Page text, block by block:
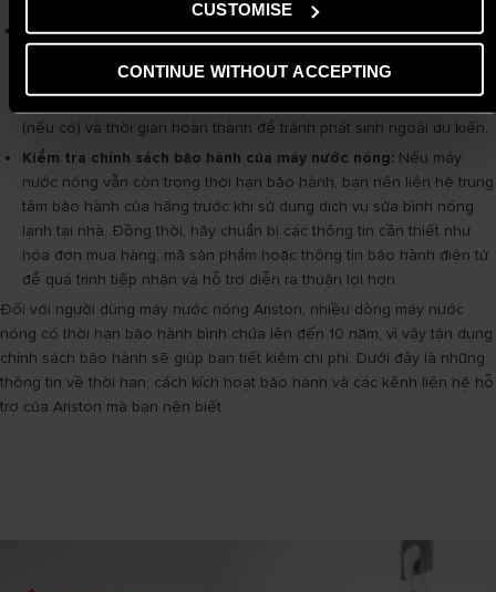
CUSTOMISE
CONTINUE WITHOUT ACCEPTING
Tham khảo giá sửa máy nước nóng:Trước khi quyết định sửa
so sánh và lựa chọn dịch vụ phù hợp. Ngoài chi phí sửa máy nóng
(nếu có) và thời gian hoàn thành để tránh phát sinh ngoài dự kiến.
Kiểm tra chính sách bảo hành của máy nước nóng: Nếu máy
nước nóng vẫn còn trong thời hạn bảo hành, bạn nên liên hệ trung
tâm bảo hành của hãng trước khi sử dụng dịch vụ sửa bình nóng
lạnh tại nhà. Đồng thời, hãy chuẩn bị các thông tin cần thiết như
hóa đơn mua hàng, mã sản phẩm hoặc thông tin bảo hành điện tử
để quá trình tiếp nhận và hỗ trợ diễn ra thuận lợi hơn.
Đối với người dùng máy nước nóng Ariston, nhiều dòng máy nước
nóng có thời hạn bảo hành bình chứa lên đến 10 năm, vì vậy tận dụng
chính sách bảo hành sẽ giúp bạn tiết kiệm chi phí. Dưới đây là những
thông tin về thời hạn, cách kích hoạt bảo hành và các kênh liên hệ hỗ
trợ của Ariston mà bạn nên biết.